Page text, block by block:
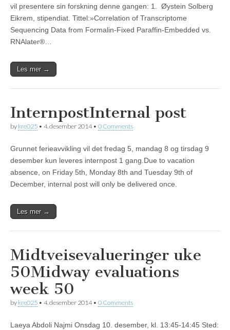
vil presentere sin forskning denne gangen: 1. Øystein Solberg
Eikrem, stipendiat. Tittel:»Correlation of Transcriptome
Sequencing Data from Formalin-Fixed Paraffin-Embedded vs.
RNAlater®…
Les mer →
InternpostInternal post
by kre025 • 4. desember 2014• 0 Comments
Grunnet ferieavvikling vil det fredag 5, mandag 8 og tirsdag 9
desember kun leveres internpost 1 gang.Due to vacation
absence, on Friday 5th, Monday 8th and Tuesday 9th of
December, internal post will only be delivered once.
Les mer →
Midtveisevalueringer uke
50Midway evaluations
week 50
by kre025 • 4. desember 2014• 0 Comments
Laeya Abdoli Najmi Onsdag 10. desember, kl. 13:45-14:45 Sted: